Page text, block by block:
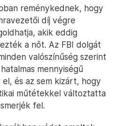
reménykednek, hogy
díj végre
akik eddig
a nőt. Az FBI dolgát
valószínűség szerint
mennyiségű
és az sem kizárt, hogy
műtétekkel változtatta
fel.